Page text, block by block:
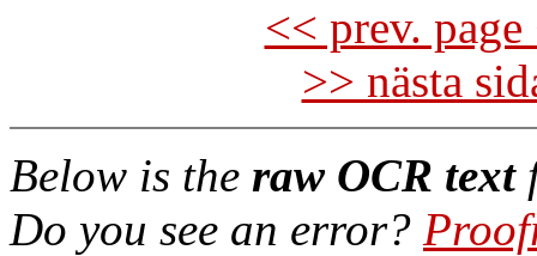
<< prev.
>> nästa
Below is the raw OCR text
Do you see an error?